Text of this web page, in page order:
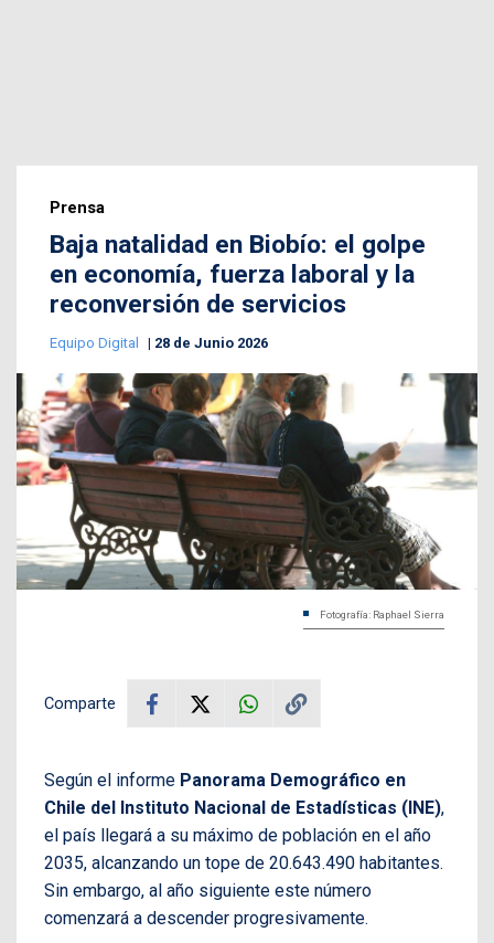
Prensa
Baja natalidad en Biobío: el golpe
en economía, fuerza laboral y la
reconversión de servicios
Equipo Digital 28 de Junio 2026
Fotografía: Raphael Sierra
Comparte
Según el informe Panorama Demográfico en
Chile del Instituto Nacional de Estadísticas (INE),
el país llegará a su máximo de población en el año
2035, alcanzando un tope de 20.643.490 habitantes.
Sin embargo, al año siguiente este número
comenzará a descender progresivamente.